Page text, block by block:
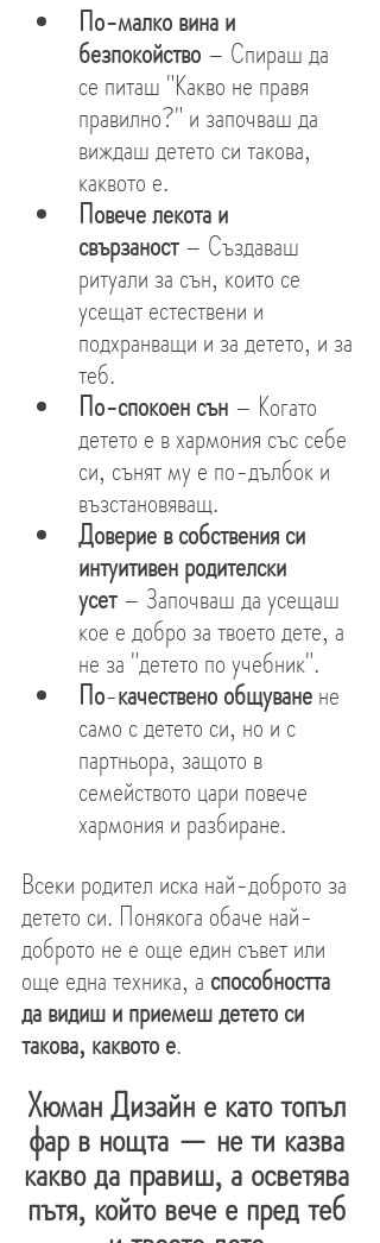
По-малко вина и
безпокойство – Спираш да
се питаш "Какво не правя
правилно?" и започваш да
виждаш детето си такова,
каквото е.
Повече лекота и
свързаност – Създаваш
ритуали за сън, които се
усещат естествени и
подхранващи и за детето, и за
теб.
По-спокоен сън – Когато
детето е в хармония със себе
си, сънят му е по-дълбок и
възстановяващ.
Доверие в собствения си
интуитивен родителски
усет – Започваш да усещаш
кое е добро за твоето дете, а
не за "детето по учебник".
По-качествено общуване не
само с детето си, но и с
партньора, защото в
семейството цари повече
хармония и разбиране.
Всеки родител иска най-доброто за
детето си. Понякога обаче най-
доброто не е още един съвет или
още една техника, а способността
да видиш и приемеш детето си
такова, каквото е.
Хюман Дизайн е като топъл
фар в нощта — не ти казва
какво да правиш, а осветява
пътя, който вече е пред теб